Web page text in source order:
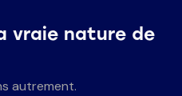
vraie nature de
autrement.